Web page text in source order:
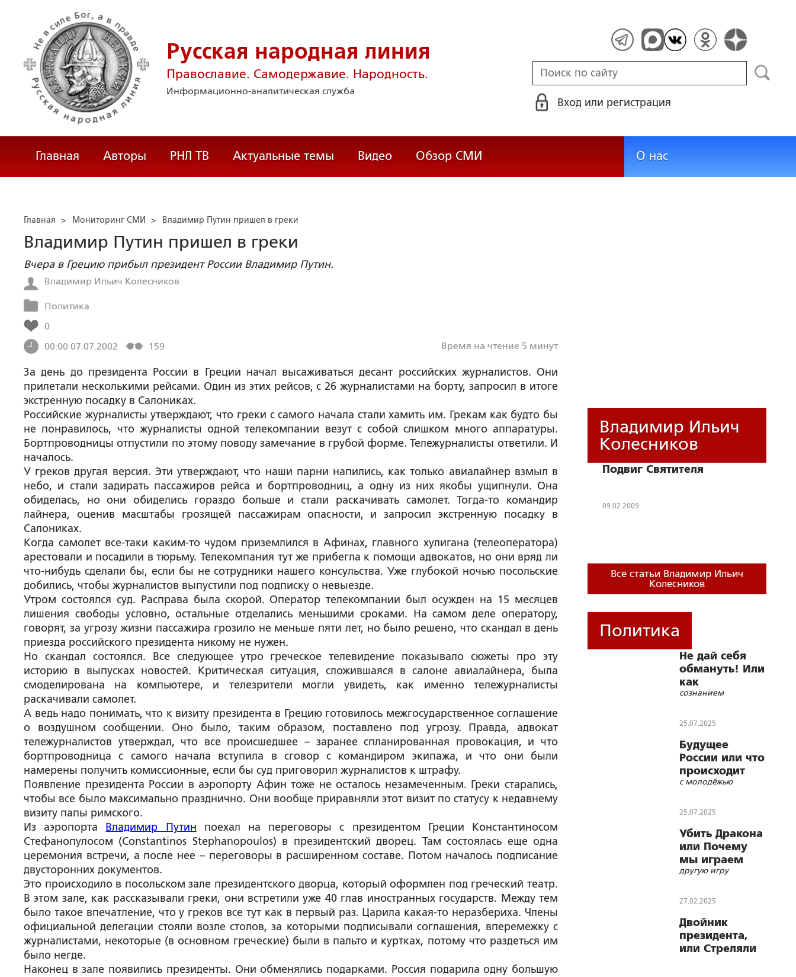
Русская народная линия
Православие. Самодержавие. Народность.
Информационно-аналитическая служба
Вход или регистрация
Главная Авторы РНЛ ТВ Актуальные темы Видео Обзор СМИ О нас
Главная > Мониторинг СМИ > Владимир Путин пришел в греки
Владимир Путин пришел в греки
Вчера в Грецию прибыл президент России Владимир Путин.
Владимир Ильич Колесников
Политика
0
00:00 07.07.2002
159 Время на чтение 5 минут
За день до президента России в Греции начал высаживаться десант российских журналистов. Они
прилетали несколькими рейсами. Один из этих рейсов, с 26 журналистами на борту, запросил в итоге
экстренную посадку в Салониках.
Российские журналисты утверждают, что греки с самого начала стали хамить им. Грекам как будто бы
не понравилось, что журналисты одной телекомпании везут с собой слишком много аппаратуры.
Бортпроводницы отпустили по этому поводу замечание в грубой форме. Тележурналисты ответили. И
началось.
У греков другая версия. Эти утверждают, что наши парни напились, как только авиалайнер взмыл в
небо, и стали задирать пассажиров рейса и бортпроводниц, а одну из них якобы ущипнули. Она
обиделась, но они обиделись гораздо больше и стали раскачивать самолет. Тогда-то командир
лайнера, оценив масштабы грозящей пассажирам опасности, и запросил экстренную посадку в
Салониках.
Когда самолет все-таки каким-то чудом приземлился в Афинах, главного хулигана (телеоператора)
арестовали и посадили в тюрьму. Телекомпания тут же прибегла к помощи адвокатов, но они вряд ли
что-нибудь сделали бы, если бы не сотрудники нашего консульства. Уже глубокой ночью посольские
добились, чтобы журналистов выпустили под подписку о невыезде.
Утром состоялся суд. Расправа была скорой. Оператор телекомпании был осужден на 15 месяцев
лишения свободы условно, остальные отделались меньшими сроками. На самом деле оператору,
говорят, за угрозу жизни пассажира грозило не меньше пяти лет, но было решено, что скандал в день
приезда российского президента никому не нужен.
Но скандал состоялся. Все следующее утро греческое телевидение показывало сюжеты про эту
историю в выпусках новостей. Критическая ситуация, сложившаяся в салоне авиалайнера, была
смоделирована на компьютере, и телезрители могли увидеть, как именно тележурналисты
раскачивали самолет.
А ведь надо понимать, что к визиту президента в Грецию готовилось межгосударственное соглашение
о воздушном сообщении. Оно было, таким образом, поставлено под угрозу. Правда, адвокат
тележурналистов утверждал, что все происшедшее – заранее спланированная провокация, и что
бортпроводница с самого начала вступила в сговор с командиром экипажа, и что они были
намерены получить комиссионные, если бы суд приговорил журналистов к штрафу.
Появление президента России в аэропорту Афин тоже не осталось незамеченным. Греки старались,
чтобы все было максимально празднично. Они вообще приравняли этот визит по статусу к недавнему
визиту папы римского.
Из аэропорта
Владимир Путин поехал на переговоры с президентом Греции Константиносом
Стефанопулосом (Constantinos Stephanopoulos) в президентский дворец. Там состоялась еще одна
церемония встречи, а после нее – переговоры в расширенном составе. Потом началось подписание
двусторонних документов.
Это происходило в посольском зале президентского дворца, который оформлен под греческий театр.
В этом зале, как рассказывали греки, они встретили уже 40 глав иностранных государств. Между тем
было такое впечатление, что у греков все тут как в первый раз. Царила какая-то неразбериха. Члены
официальной делегации стояли возле столов, за которыми подписывали соглашения, вперемежку с
журналистами, некоторые (в основном греческие) были в пальто и куртках, потому что раздеться им
было негде.
Наконец в зале появились президенты. Они обменялись подарками. Россия подарила одну большую
Владимир Ильич
Колесников
Подвиг Святителя
09.02.2009
Все статьи Владимир Ильич
Колесников
Политика
Не дай себя
обмануть! Или
как
манипулируют
сознанием
25.07.2025
Будущее
России или что
происходит
с молодёжью
25.07.2025
Убить Дракона
или Почему
мы играем
совсем в
другую игру
27.02.2025
Двойник
президента,
или Стреляли